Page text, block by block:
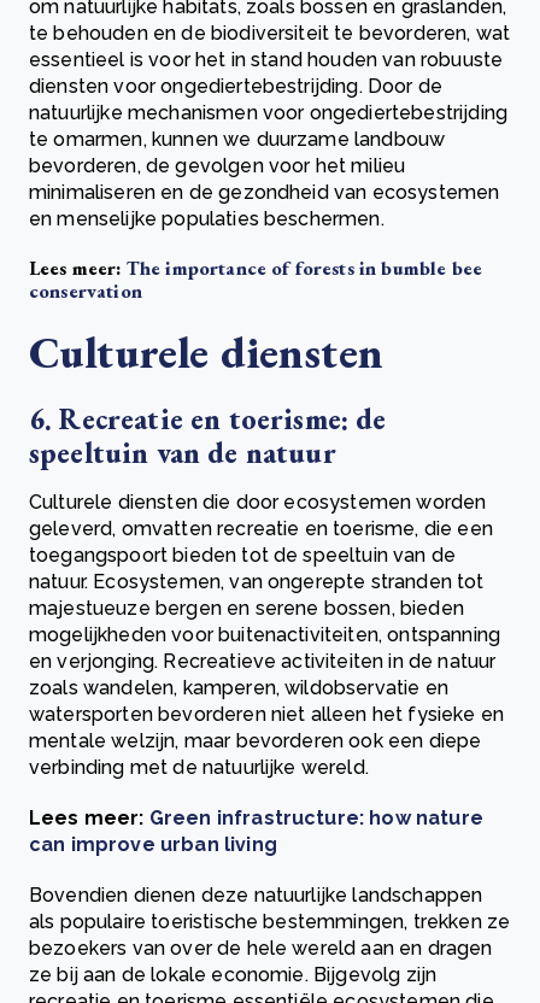
om natuurlijke habitats, zoals bossen en graslanden,
te behouden en de biodiversiteit te bevorderen, wat
essentieel is voor het in stand houden van robuuste
diensten voor ongediertebestrijding. Door de
natuurlijke mechanismen voor ongediertebestrijding
te omarmen, kunnen we duurzame landbouw
bevorderen, de gevolgen voor het milieu
minimaliseren en de gezondheid van ecosystemen
en menselijke populaties beschermen.
Lees meer: The importance of forests in bumble bee
conservation
Culturele diensten
6. Recreatie en toerisme: de
speeltuin van de natuur
Culturele diensten die door ecosystemen worden
geleverd, omvatten recreatie en toerisme, die een
toegangspoort bieden tot de speeltuin van de
natuur. Ecosystemen, van ongerepte stranden tot
majestueuze bergen en serene bossen, bieden
mogelijkheden voor buitenactiviteiten, ontspanning
en verjonging. Recreatieve activiteiten in de natuur
zoals wandelen, kamperen, wildobservatie en
watersporten bevorderen niet alleen het fysieke en
mentale welzijn, maar bevorderen ook een diepe
verbinding met de natuurlijke wereld.
Lees meer: Green infrastructure: how nature
can improve urban living
Bovendien dienen deze natuurlijke landschappen
als populaire toeristische bestemmingen, trekken ze
bezoekers van over de hele wereld aan en dragen
ze bij aan de lokale economie. Bijgevolg zijn